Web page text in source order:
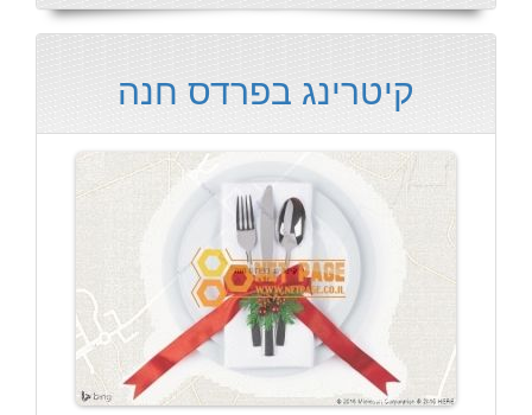
קיטרינג בפרדס חנה